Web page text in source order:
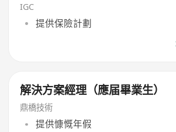
IGC
提供保險計劃
‌解決方案經理（應届畢業生）
鼎橋技術
提供慷慨年假